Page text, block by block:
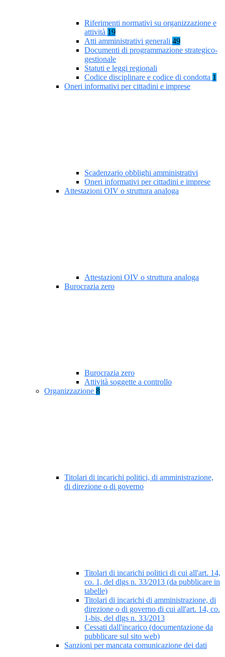
Riferimenti normativi su organizzazione e
attività 19
Atti amministrativi generali 49
Documenti di programmazione strategico-
gestionale
Statuti e leggi regionali
Codice disciplinare e codice di condotta 1
Oneri informativi per cittadini e imprese
Scadenzario obblighi amministrativi
Oneri informativi per cittadini e imprese
Attestazioni OIV o struttura analoga
Attestazioni OIV o struttura analoga
Burocrazia zero
Burocrazia zero
Attività soggette a controllo
Organizzazione 8
Titolari di incarichi politici, di amministrazione,
di direzione o di governo
Titolari di incarichi politici di cui all'art. 14,
co. 1, del dlgs n. 33/2013 (da pubblicare in
tabelle)
Titolari di incarichi di amministrazione, di
direzione o di governo di cui all'art. 14, co.
1-bis, del dlgs n. 33/2013
Cessati dall'incarico (documentazione da
pubblicare sul sito web)
Sanzioni per mancata comunicazione dei dati